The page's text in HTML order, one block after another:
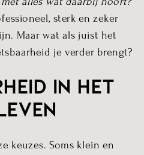
sterk en zeker
Maar wat als juist het
je verder brengt?
in het
keuzes. Soms klein en